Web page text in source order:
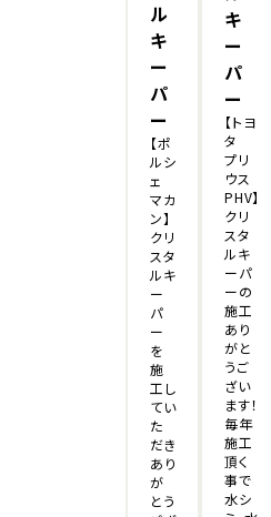
ル
キ
ー
パ
ー
【ポ
ルシ
ェ
マカ
ン】
クリ
スタ
ルキ
ー
パ
ー
を
施
工し
てい
た
だき
あり
が
とう
キ
ー
パ
ー
【トヨ
タ
プリ
ウス
PHV】
クリ
スタ
ルキ
ーパ
ーの
施工
あり
がと
うご
ざい
ます！
毎年
施工
頂く
事で
水シ